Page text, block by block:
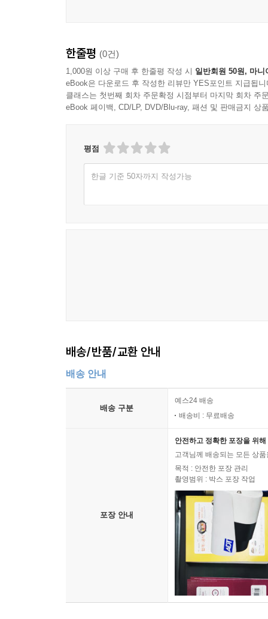
단순히 배당률이 높거나 최근 성과가 좋았던 상
고려해 수많은 ETF 중 지금 주목해야 할 ETF를
ETF까지 폭넓게 포함했다. 외에도 세대별 포트폴
싶은 사람까지. 2026년 시장 환경을 반영해 완성
한줄평 (0건)
1,000원 이상 구매 후 한줄평 작성 시 일반회원 50원, 마니
eBook은 다운로드 후 작성한 리뷰만 YES포인트 지급됩니
클래스는 첫번째 회차 주문확정 시점부터 마지막 회차 주
eBook 페이백, CD/LP, DVD/Blu-ray, 패션 및 판매금지 상
평점
한글 기준 50자까지 작성가능
배송/반품/교환 안내
배송 안내
배송 구분
예스24 배송
배송비 : 무료배송
포장 안내
안전하고 정확한 포장을 위
고객님께 배송되는 모든 상
목적 : 안전한 포장 관리
촬영범위 : 박스 포장 작업